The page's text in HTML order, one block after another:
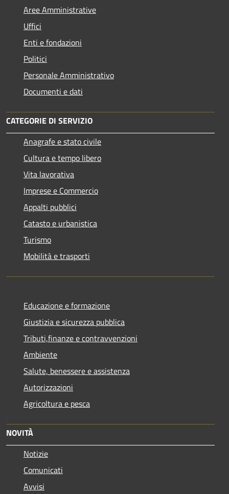
Aree Amministrative
Uffici
Enti e fondazioni
Politici
Personale Amministrativo
Documenti e dati
CATEGORIE DI SERVIZIO
Anagrafe e stato civile
Cultura e tempo libero
Vita lavorativa
Imprese e Commercio
Appalti pubblici
Catasto e urbanistica
Turismo
Mobilità e trasporti
Educazione e formazione
Giustizia e sicurezza pubblica
Tributi,finanze e contravvenzioni
Ambiente
Salute, benessere e assistenza
Autorizzazioni
Agricoltura e pesca
NOVITÀ
Notizie
Comunicati
Avvisi